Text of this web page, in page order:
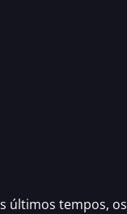
últimos tempos, os